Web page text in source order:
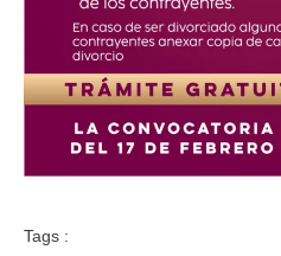
Tags :